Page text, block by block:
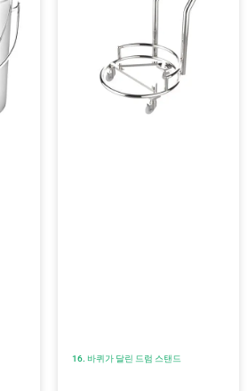
16. 바퀴가 달린 드럼 스탠드